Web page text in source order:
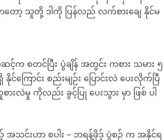
ာတော့ သူတို့ ဒါကို ပြန်လည် လက်စားချေ နိုင်မ
က စတင်ပြီး ပွဲချိန် အတွင်း ကစား သမား ၅
ောင်း စည်းမျဉ်း ပြောင်းလဲ ပေးလိုက်ပြီ
းလဲမှု ကိုလည်း ခွင့်ပြု ပေးသွား မှာ ဖြစ် ပါ
သင်းဟာ စပါး – ဘရန့်ဖိုဒ့် ပွဲစဉ် က အနိုင်ရ